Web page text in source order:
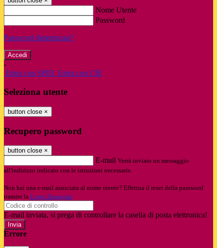
Nome Utente
Password
Password dimenticata?
-
Entra con SPID Entra con CIE
Seleziona utente
button close ×
Recupero password
button close ×
E-mail Verrà inviato un messaggio
all'indirizzo indicato con le istruzioni necessarie.
Non hai una e-mail associata al nome utente? Effettua il reset della password
tramite la Login Spaggiari
E-mail inviata, si prega di controllare la casella di posta elettronica!
Errore